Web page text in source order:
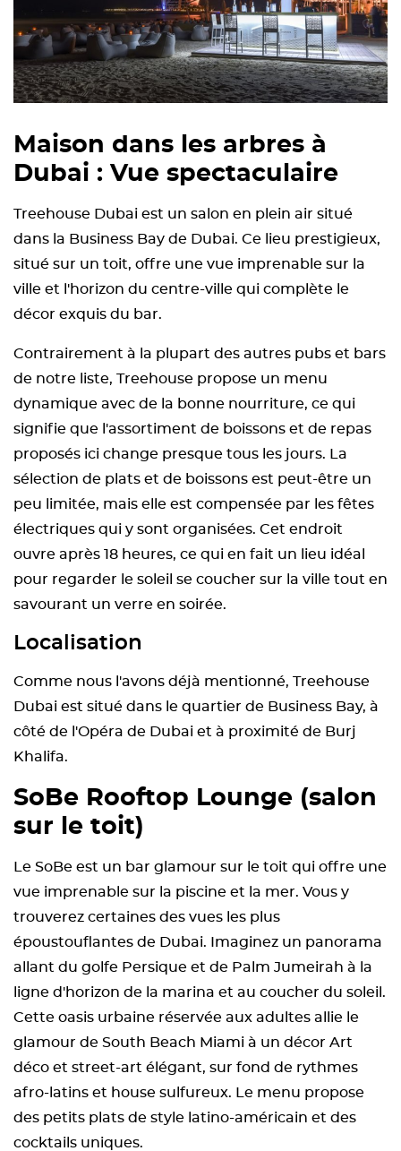
Maison dans les arbres à
Dubai : Vue spectaculaire
Treehouse Dubai est un salon en plein air situé
dans la Business Bay de Dubai. Ce lieu prestigieux,
situé sur un toit, offre une vue imprenable sur la
ville et l'horizon du centre-ville qui complète le
décor exquis du bar.
Contrairement à la plupart des autres pubs et bars
de notre liste, Treehouse propose un menu
dynamique avec de la bonne nourriture, ce qui
signifie que l'assortiment de boissons et de repas
proposés ici change presque tous les jours. La
sélection de plats et de boissons est peut-être un
peu limitée, mais elle est compensée par les fêtes
électriques qui y sont organisées. Cet endroit
ouvre après 18 heures, ce qui en fait un lieu idéal
pour regarder le soleil se coucher sur la ville tout en
savourant un verre en soirée.
Localisation
Comme nous l'avons déjà mentionné, Treehouse
Dubai est situé dans le quartier de Business Bay, à
côté de l'Opéra de Dubai et à proximité de Burj
Khalifa.
SoBe Rooftop Lounge (salon
sur le toit)
Le SoBe est un bar glamour sur le toit qui offre une
vue imprenable sur la piscine et la mer. Vous y
trouverez certaines des vues les plus
époustouflantes de Dubai. Imaginez un panorama
allant du golfe Persique et de Palm Jumeirah à la
ligne d'horizon de la marina et au coucher du soleil.
Cette oasis urbaine réservée aux adultes allie le
glamour de South Beach Miami à un décor Art
déco et street-art élégant, sur fond de rythmes
afro-latins et house sulfureux. Le menu propose
des petits plats de style latino-américain et des
cocktails uniques.